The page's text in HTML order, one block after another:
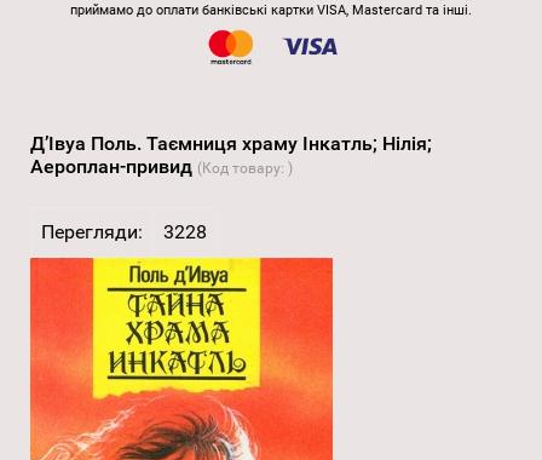
приймамо до оплати банківські картки VISA, Mastercard та інші.
Д’Івуа Поль. Таємниця храму Інкатль; Нілія;
Аероплан-привид (Код товару: )
Перегляди: 3228